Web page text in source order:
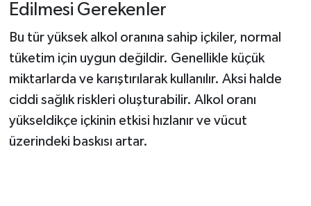
Edilmesi Gerekenler
Bu tür yüksek alkol oranına sahip içkiler, normal
tüketim için uygun değildir. Genellikle küçük
miktarlarda ve karıştırılarak kullanılır. Aksi halde
ciddi sağlık riskleri oluşturabilir. Alkol oranı
yükseldikçe içkinin etkisi hızlanır ve vücut
üzerindeki baskısı artar.